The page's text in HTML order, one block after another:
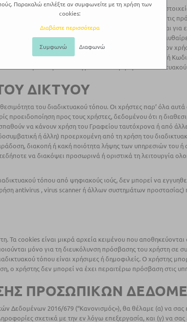
ενδέχεται να ζητηθούν από το Γραφείο τα
και πλήρη. Οι χρήστες είναι υπεύθυνοι για όλες τις
χρήση αυτού και για οποιαδήποτε (ακόμα και
οποιαδήποτε βλάβη ή ζημία τυχόν προκύψει από την
δικαίωμα να ζητήσει την καταβολή αποζημίωσης από τον
δικαιούται οποτεδήποτε να αρνηθεί την απονομή
οποιαδήποτε τρέχουσα ή μέλλουσα χρήση του
ΔΙΚΤΥΟΥ
του διαδικτυακού τόπου. Οι χρήστες παρ’ όλα
προειδοποίηση προς τους χρήστες, δεδομένου ότι η
να κάνουν χρήση του Γραφείου ταυτόχρονα ή από
ή άλλη) προερχομένη από τη χρήση του
διακοπή ή κακή ποιότητα λήψης των υπηρεσιών του ή
να διακόψει προσωρινά ή οριστικά τη λειτουργία
τόπου από ψηφιακούς ιούς, δεν μπορεί να
antivirus , virus scanner ή άλλων συστημάτων
Τα cookies είναι μικρά αρχεία κειμένου που
μόνο για τη διευκόλυνση πρόσβασης του χρήστη σε
τόπου είναι χρήσιμες ή δημοφιλείς. O χρήστης
ο χρήστης δεν μπορεί να έχει περαιτέρω πρόσβαση στις
ΠΡΟΣΩΠΙΚΩΝ
Δεδομένων 2016/679 (“Κανονισμός»), θα θέλαμε (α) να σας
σχετικά με την εν λόγω επεξεργασία, και (γ) να
Παρακαλώ επιλέξτε αν συμφωνείτε με τη χρήση των
cookies:
Διαβάστε περισσότερα
Συμφωνώ Διαφωνώ